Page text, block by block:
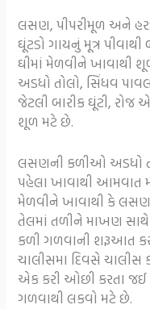
લસણ, પીપરીમૂળ અને
ઘૂંટડો ગાયનું મૂત્ર
ઘીમાં મેળવીને
અડધો તોલો, સિંધવ
જેટલી બારીક ઘૂંટી,
શૂળ મટે છે.
લસણની કળીઓ અડધો
પહેલા ખાવાથી આમવાત
મેળવીને ખાવાથી કે
તેલમાં તળીને માખણ
કળી ગળવાની શરૂઆત
ચાલીસમા દિવસે
એક કરી ઓછી કરતા
ગળવાથી લકવો મટે છે.